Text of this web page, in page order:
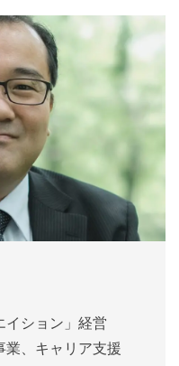
イション」経営
業、キャリア支援